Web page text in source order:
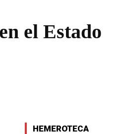
el Estado
HEMEROTECA